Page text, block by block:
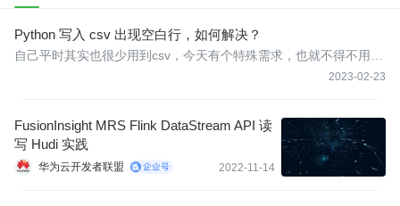
Python 写入 csv 出现空白行，如何解决？
2023-02-23
自己平时其实也很少用到csv，今天有个特殊需求，也就不得不用
FusionInsight MRS Flink DataStream API 读
写 Hudi 实践
华为云开发者联盟 2022-11-14